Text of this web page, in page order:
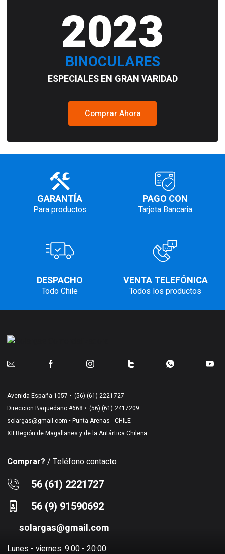
2023
BINOCULARES
ESPECIALES EN GRAN VARIDAD
Comprar Ahora
GARANTÍA
Para productos
PAGO CON
Tarjeta Bancaria
DESPACHO
Todo Chile
VENTA TELEFÓNICA
Todos los productos
Avenida España 1057 • (56) (61) 2221727
Direccion Baquedano #668 • (56) (61) 2417209
solargas@gmail.com • Punta Arenas - CHILE
XII Región de Magallanes y de la Antártica Chilena
Comprar? / Teléfono contacto
56 (61) 2221727
56 (9) 91590692
solargas@gmail.com
Lunes - viernes: 9:00 - 20:00